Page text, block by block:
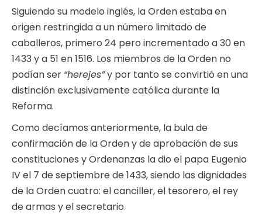
Siguiendo su modelo inglés, la Orden estaba en
origen restringida a un número limitado de
caballeros, primero 24 pero incrementado a 30 en
1433 y a 51 en 1516. Los miembros de la Orden no
podían ser “herejes”y por tanto se convirtió en una
distinción exclusivamente católica durante la
Reforma.
Como decíamos anteriormente, la bula de
confirmación de la Orden y de aprobación de sus
constituciones y Ordenanzas la dio el papa Eugenio
IV el 7 de septiembre de 1433, siendo las dignidades
de la Orden cuatro: el canciller, el tesorero, el rey
de armas y el secretario.